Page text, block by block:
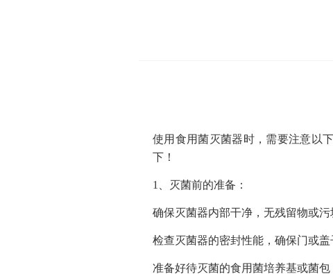
使用食用菌灭菌器时，需要注意以
下！
1、灭菌前的准备：
确保灭菌器内部干净，无残留物或污
检查灭菌器的密封性能，确保门或盖
准备好待灭菌的食用菌培养基或菌包